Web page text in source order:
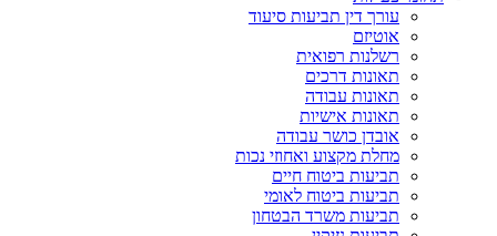
עורך דין תביעות סיעוד
אוטיזם
רשלנות רפואית
תאונות דרכים
תאונות עבודה
תאונות אישיות
אובדן כושר עבודה
מחלת מקצוע ואחוזי נכות
תביעות ביטוח חיים
תביעות ביטוח לאומי
תביעות משרד הבטחון